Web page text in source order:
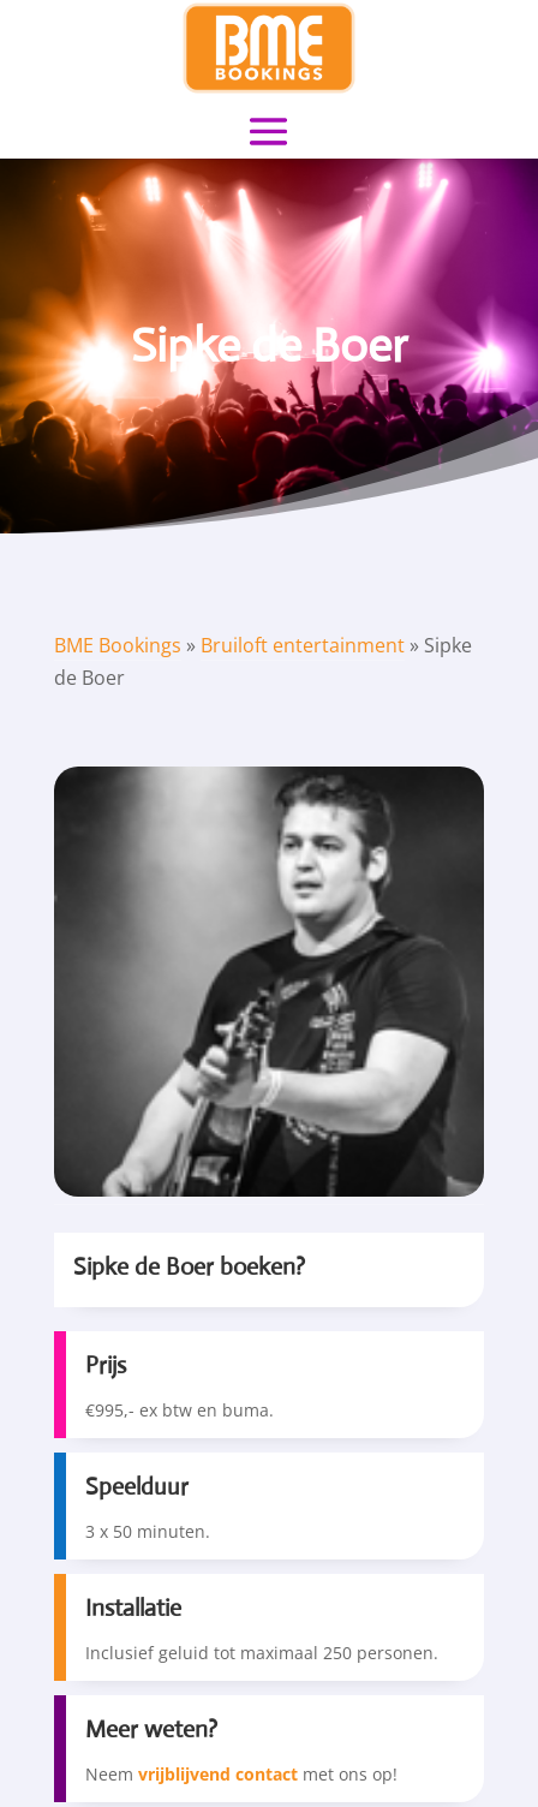
Sipke de Boer
BME Bookings » Bruiloft entertainment» Sipke
de Boer
Sipke de Boer boeken?
Prijs
€995,- ex btw en buma.
Speelduur
3 x 50 minuten.
Installatie
Inclusief geluid tot maximaal 250 personen.
Meer weten?
Neem vrijblijvend contactmet ons op!